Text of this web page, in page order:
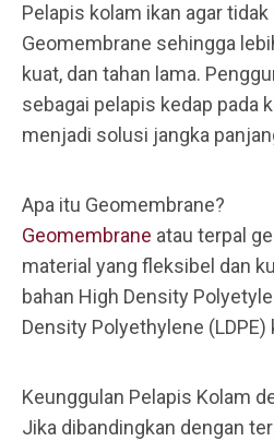
Pelapis kolam ikan agar
Geomembrane sehingga
kuat, dan tahan lama.
sebagai pelapis kedap pada
menjadi solusi jangka
Apa itu Geomembrane?
Geomembrane atau terpal
material yang fleksibel dan
bahan High Density
Density Polyethylene (LDPE)
Keunggulan Pelapis Kolam
Jika dibandingkan dengan